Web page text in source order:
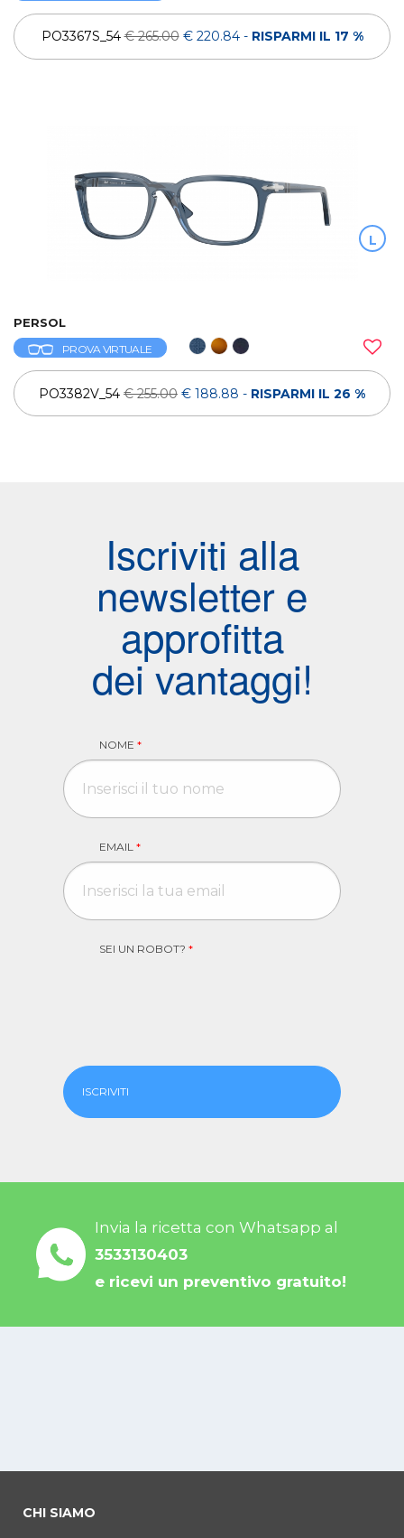
PO3367S_54€ 265.00 € 220.84 - RISPARMI IL 17 %
L
PERSOL
PROVA VIRTUALE
PO3382V_54 € 255.00 € 188.88 - RISPARMI IL 26 %
Iscriviti alla
newsletter e
approfitta
dei vantaggi!
NOME *
EMAIL *
SEI UN ROBOT? *
ISCRIVITI
Invia la ricetta con Whatsapp al
3533130403
e ricevi un preventivo gratuito!
CHI SIAMO